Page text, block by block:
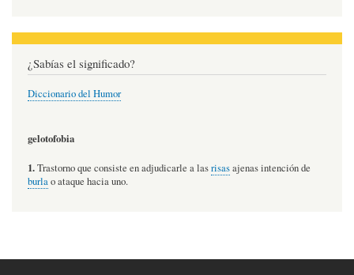
¿Sabías el significado?
Diccionario del Humor
gelotofobia
1.Trastorno que consiste en adjudicarle a lasrisasajenas intención de
burlao ataque hacia uno.